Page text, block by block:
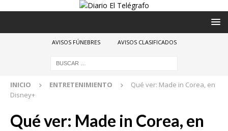
AVISOS FÚNEBRES AVISOS CLASIFICADOS
INICIO ENTRETENIMIENTO
Qué ver: Made in Corea, en
Disney+
Qué ver: Made in Corea, en